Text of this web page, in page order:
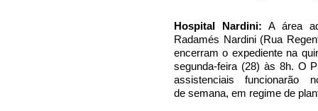
Hospital Nardini: A área
Radamés Nardini (Rua
encerram o expediente na
segunda-feira (28) às 8h. O
assistenciais funcionarão
de semana, em regime de